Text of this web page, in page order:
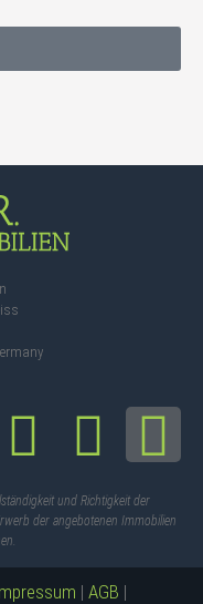
und Richtigkeit der
der angebotenen Immobilien
| AGB |